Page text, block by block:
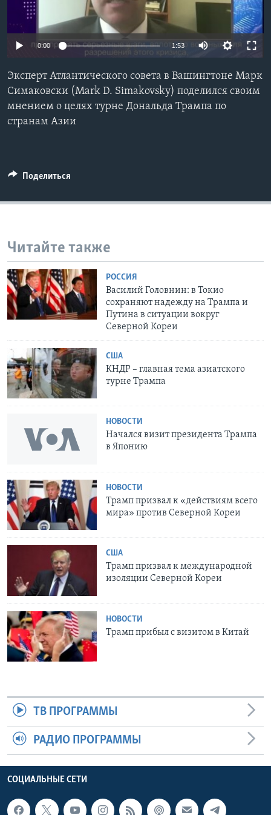
Learning English
Языки
0:00 1:53
Эксперт Атлантического совета в Вашингтоне Марк
Симаковски (Mark D. Simakovsky) поделился своим
мнением о целях турне Дональда Трампа по
странам Азии
Поделиться
Читайте также
РОССИЯ
Василий Головнин: в Токио
сохраняют надежду на Трампа и
Путина в ситуации вокруг
Северной Кореи
США
КНДР – главная тема азиатского
турне Трампа
НОВОСТИ
Начался визит президента Трампа
в Японию
НОВОСТИ
Трамп призвал к «действиям всего
мира» против Северной Кореи
США
Трамп призвал к международной
изоляции Северной Кореи
НОВОСТИ
Трамп прибыл с визитом в Китай
ТВ ПРОГРАММЫ
РАДИО ПРОГРАММЫ
СОЦИАЛЬНЫЕ СЕТИ